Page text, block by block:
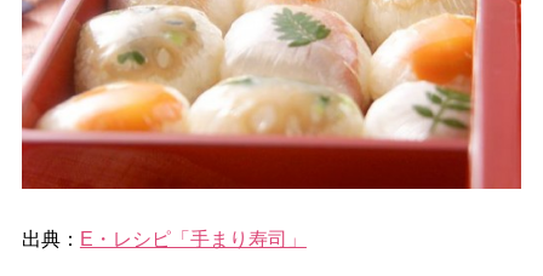
出典： E・レシピ「手まり寿司」